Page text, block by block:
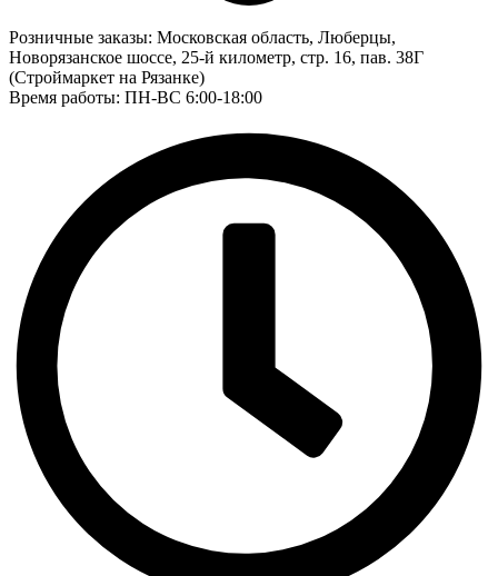
Розничные заказы: Московская область, Люберцы,
Новорязанское шоссе, 25-й километр, стр. 16, пав. 38Г
(Строймаркет на Рязанке)
Время работы: ПН-ВС 6:00-18:00